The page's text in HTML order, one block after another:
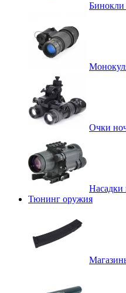
Бинокли
Очки
Насадки
Тюнинг оружия